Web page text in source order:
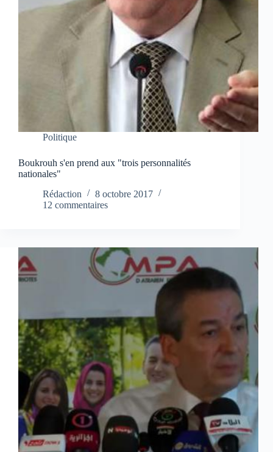
Politique
Boukrouh s'en prend aux "trois personnalités
nationales"
Rédaction
8 octobre 2017
12 commentaires